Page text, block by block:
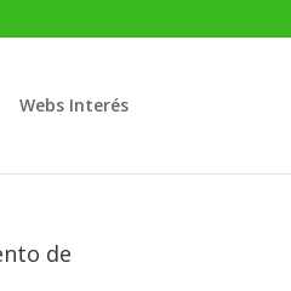
Webs Interés
de